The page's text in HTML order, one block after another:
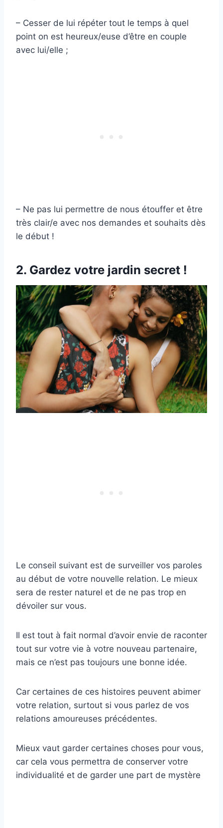
– Cesser de lui répéter tout le temps à quel
point on est heureux/euse d’être en couple
avec lui/elle ;
– Ne pas lui permettre de nous étouffer et être
très clair/e avec nos demandes et souhaits dès
le début !
2. Gardez votre jardin secret !
Le conseil suivant est de surveiller vos paroles
au début de votre nouvelle relation. Le mieux
sera de rester naturel et de ne pas trop en
dévoiler sur vous.
Il est tout à fait normal d’avoir envie de raconter
tout sur votre vie à votre nouveau partenaire,
mais ce n’est pas toujours une bonne idée.
Car certaines de ces histoires peuvent abimer
votre relation, surtout si vous parlez de vos
relations amoureuses précédentes.
Mieux vaut garder certaines choses pour vous,
car cela vous permettra de conserver votre
individualité et de garder une part de mystère